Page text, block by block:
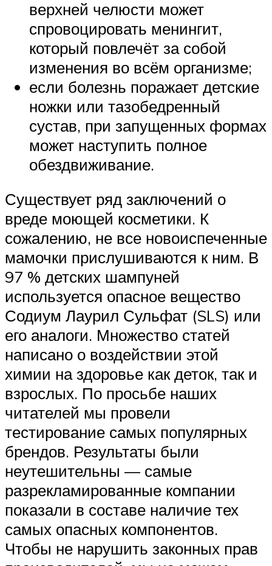
верхней челюсти может
спровоцировать менингит,
который повлечёт за собой
изменения во всём организме;
если болезнь поражает детские
ножки или тазобедренный
сустав, при запущенных формах
может наступить полное
обездвиживание.
Существует ряд заключений о
вреде моющей косметики. К
сожалению, не все новоиспеченные
мамочки прислушиваются к ним. В
97 % детских шампуней
используется опасное вещество
Содиум Лаурил Сульфат (SLS) или
его аналоги. Множество статей
написано о воздействии этой
химии на здоровье как деток, так и
взрослых. По просьбе наших
читателей мы провели
тестирование самых популярных
брендов. Результаты были
неутешительны — самые
разрекламированные компании
показали в составе наличие тех
самых опасных компонентов.
Чтобы не нарушить законных прав